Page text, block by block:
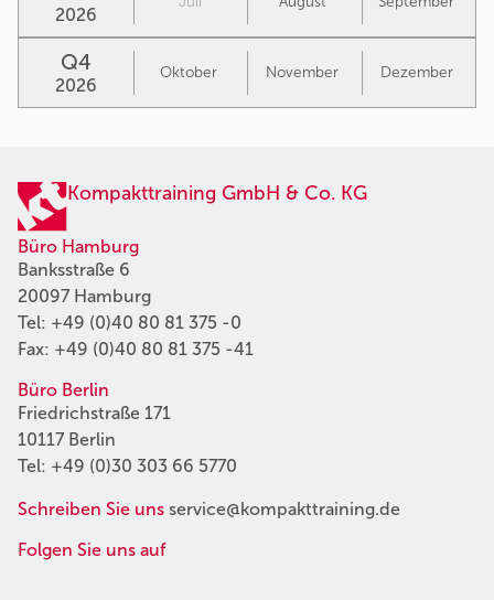
2026
Q4
2026
Oktober November Dezember
Kompakttraining GmbH & Co. KG
Büro Hamburg
Banksstraße 6
20097 Hamburg
Tel: +49 (0)40 80 81 375 -0
Fax: +49 (0)40 80 81 375 -41
Büro Berlin
Friedrichstraße 171
10117 Berlin
Tel: +49 (0)30 303 66 5770
Schreiben Sie uns service@kompakttraining.de
Folgen Sie uns auf